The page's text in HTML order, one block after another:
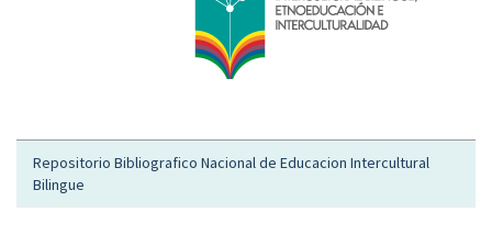
Repositorio Bibliografico Nacional de Educacion Intercultural
Bilingue